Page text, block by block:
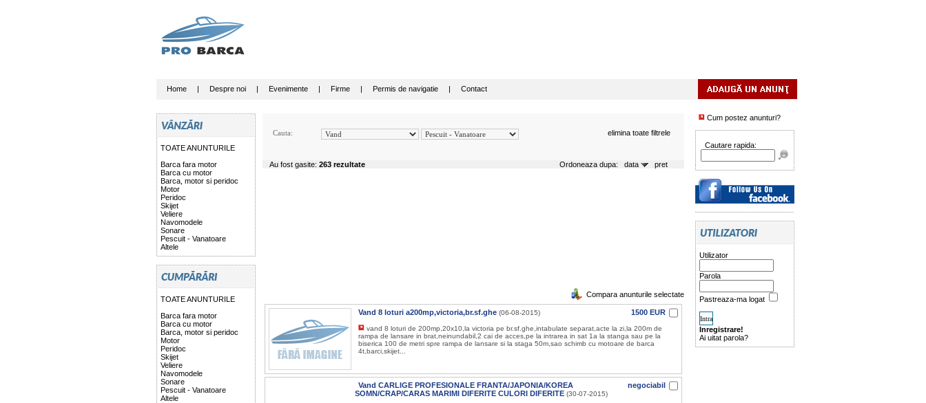
Home | Despre noi | Evenimente | Firme | Permis de navigatie | Contact
TOATE ANUNTURILE
Barca fara motor
Barca cu motor
Barca, motor si peridoc
Motor
Peridoc
Skijet
Veliere
Navomodele
Sonare
Pescuit - Vanatoare
Altele
TOATE ANUNTURILE
Barca fara motor
Barca cu motor
Barca, motor si peridoc
Motor
Peridoc
Skijet
Veliere
Navomodele
Sonare
Pescuit - Vanatoare
Altele
Cauta: elimina toate filtrele
Au fost gasite: 263 rezultate Ordoneaza dupa: data pret
Compara anunturile selectate
Vand 8 loturi a200mp,victoria,br.sf.ghe (06-08-2015) 1500 EUR
vand 8 loturi de 200mp,20x10,la victoria pe br.sf.ghe,intabulate separat,acte la zi,la 200m de
rampa de lansare in brat,neinundabil,2 cai de acces,pe la intrarea in sat 1a la stanga sau pe la
biserica 100 de metri spre rampa de lansare si la staga 50m,sao schimb cu motoare de barca
4t,barci,skijet...
Vand CARLIGE PROFESIONALE FRANTA/JAPONIA/KOREA
SOMN/CRAP/CARAS MARIMI DIFERITE CULORI DIFERITE (30-07-2015)
negociabil
Cum postez anunturi?
Cautare rapida:
Utilizator
Parola
Pastreaza-ma logat
Inregistrare!
Ai uitat parola?